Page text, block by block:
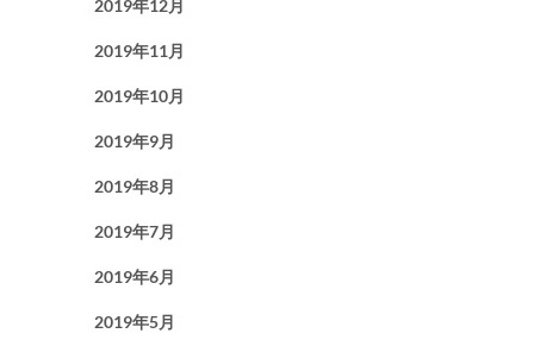
2019年12月
2019年11月
2019年10月
2019年9月
2019年8月
2019年7月
2019年6月
2019年5月